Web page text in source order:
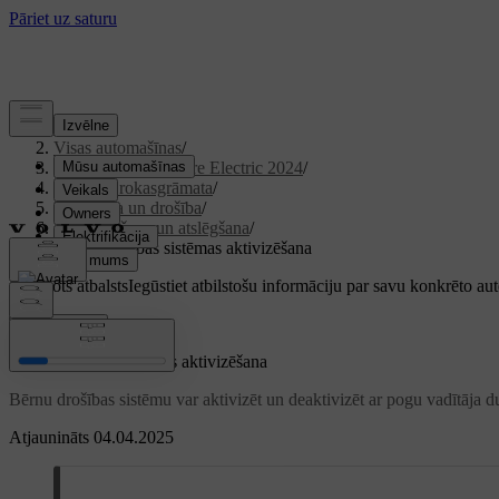
Atbalsts
Visas automašīnas/
XC40 Recharge Pure Electric 2024/
Lietotāja rokasgrāmata/
Iekāpšana un drošība/
Aizslēgšana un atslēgšana/
Bērnu drošības sistēmas aktivizēšana
Pielāgots atbalstsIegūstiet atbilstošu informāciju par savu konkrēto
Pierakstīties
Atjaunināts 04.04.2025
Bērnu drošības sistēmas aktivizēšana
Bērnu drošības sistēmu var aktivizēt un deaktivizēt ar pogu vadītāja